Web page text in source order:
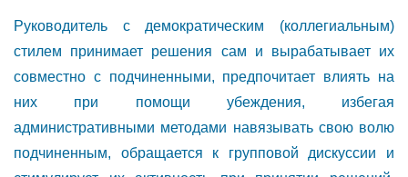
Руководитель с демократическим (коллегиальным)
стилем принимает решения сам и вырабатывает их
совместно с подчиненными, предпочитает влиять на
них при помощи убеждения, избегая
административными методами навязывать свою волю
подчиненным, обращается к групповой дискуссии и